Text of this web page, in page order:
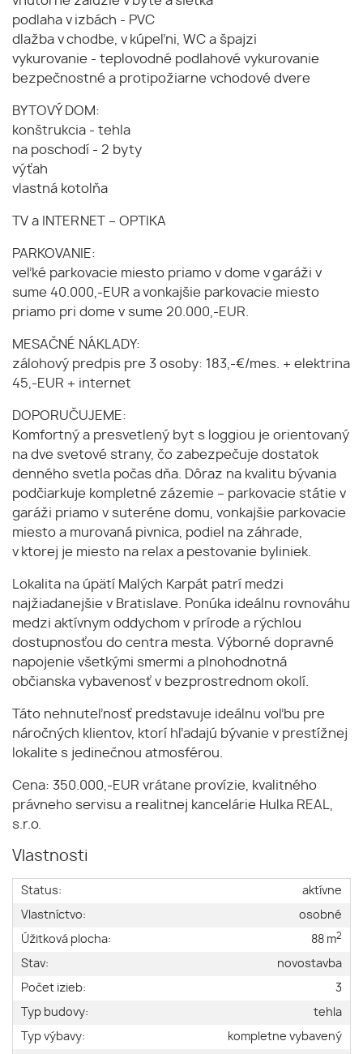
podlaha v izbách - PVC
dlažba v chodbe, v kúpeľni, WC a špajzi
vykurovanie - teplovodné podlahové vykurovanie
bezpečnostné a protipožiarne vchodové dvere
BYTOVÝ DOM:
konštrukcia - tehla
na poschodí - 2 byty
výťah
vlastná kotolňa
TV a INTERNET – OPTIKA
PARKOVANIE:
veľké parkovacie miesto priamo v dome v garáži v
sume 40.000,-EUR a vonkajšie parkovacie miesto
priamo pri dome v sume 20.000,-EUR.
MESAČNÉ NÁKLADY:
zálohový predpis pre 3 osoby: 183,-€/mes. + elektrina
45,-EUR + internet
DOPORUČUJEME:
Komfortný a presvetlený byt s loggiou je orientovaný
na dve svetové strany, čo zabezpečuje dostatok
denného svetla počas dňa. Dôraz na kvalitu bývania
podčiarkuje kompletné zázemie – parkovacie státie v
garáži priamo v suteréne domu, vonkajšie parkovacie
miesto a murovaná pivnica, podiel na záhrade,
v ktorej je miesto na relax a pestovanie byliniek.
Lokalita na úpätí Malých Karpát patrí medzi
najžiadanejšie v Bratislave. Ponúka ideálnu rovnováhu
medzi aktívnym oddychom v prírode a rýchlou
dostupnosťou do centra mesta. Výborné dopravné
napojenie všetkými smermi a plnohodnotná
občianska vybavenosť v bezprostrednom okolí.
Táto nehnuteľnosť predstavuje ideálnu voľbu pre
náročných klientov, ktorí hľadajú bývanie v prestížnej
lokalite s jedinečnou atmosférou.
Cena: 350.000,-EUR vrátane provízie, kvalitného
právneho servisu a realitnej kancelárie Hulka REAL,
s.r.o.
Vlastnosti
Status:
aktívne
Vlastníctvo:
osobné
Úžitková plocha:
88 m2
Stav:
novostavba
Počet izieb:
3
Typ budovy:
tehla
Typ výbavy:
kompletne vybavený